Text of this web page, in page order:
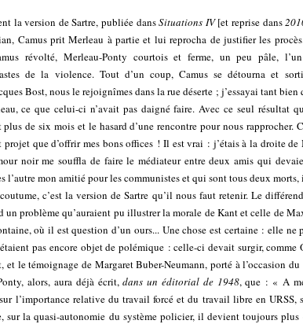
la version de Sartre, publiée dansSituations IV[et reprise dans
Camus prit Merleau à partie et lui reprocha de justifier les
révolté, Merleau-Ponty courtois et ferme, un peu pâle,
de la violence. Tout d’un coup, Camus se détourna et
Bost, nous le rejoignîmes dans la rue déserte ; j’essayai tant
ce que celui-ci n’avait pas daigné faire. Avec ce seul résultat
de six mois et le hasard d’une rencontre pour nous rapprocher.
que d’offrir mes bons offices ! Il est vrai : j’étais à la droite de
noir me souffla de faire le médiateur entre deux amis qui
l’autre mon amitié pour les communistes et qui sont tous deux
c’est la version de Sartre qu’il nous faut retenir. Le
un problème qu’auraient pu illustrer la morale de Kant et celle de
où il est question d’un ours... Une chose est certaine : elle ne
pas encore objet de polémique : celle-ci devait surgir, comme
et le témoignage de Margaret Buber-Neumann, porté à l’occasion
alors, aura déjà écrit,dans un éditorial de 1948, que : « A
l’importance relative du travail forcé et du travail libre en
sur la quasi-autonomie du système policier, il devient toujours